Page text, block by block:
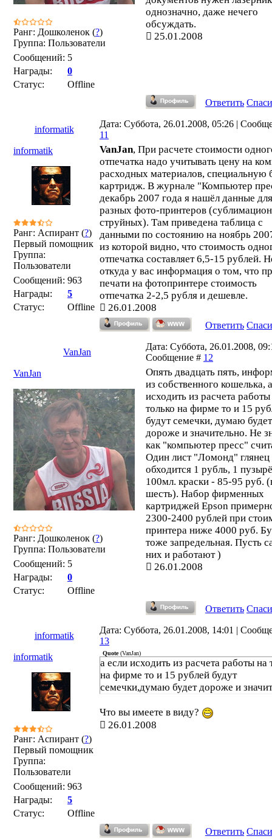
Ранг: Дошколенок (?)
Группа: Пользователи
Сообщений: 5
Награды:
0
Статус:
Offline
однозначно, даже нечего
обсуждать.
25.01.2008
Ответить
informatik
Дата: Суббота, 26.01.2008, 05:26 |
11
informatik
Ранг: Аспирант (?)
Первый помощник
Группа:
Пользователи
Сообщений: 963
Награды:
5
Статус:
Offline
VanJan, При расчете стоимости
отпечатка надо учитывать цену на
расходных материалов, специальную
картридж. В журнале "Компьютер
декабрь 2007 года я нашёл данные для
разных фото-принтеров
струйных). Там приведена таблица с
данными по состоянию на ноябрь
из которой видно, что стоимость
отпечатка составляет 6,5-15 рублей.
откуда у вас информация о том, что
печати на фотопринтере стоимость
отпечатка 2-2,5 рубля и дешевле.
26.01.2008
Ответить
VanJan
Дата: Суббота, 26.01.2008,
Сообщение # 12
VanJan
Ранг: Дошколенок (?)
Группа: Пользователи
Сообщений: 5
Награды:
0
Статус:
Offline
Опять двадцать пять,
из собственного кошелька,
исходить из расчета
только на фирме то и 15
будут семечки, думаю будет
дороже и значительно. Не
как "компьютер пресс"
Один лист "Ломонд"
обходится 1 рубль, 1
100мл. краски - 85-95 руб.
шесть). Набор фирменных
картриджей Epson
2300-2400 рублей при
принтера ниже 4000 руб.
тоже запредельная. Пусть
них и работают )
26.01.2008
Ответить
informatik
Дата: Суббота, 26.01.2008, 14:01 |
13
informatik
Ранг: Аспирант (?)
Первый помощник
Группа:
Пользователи
Сообщений: 963
Награды:
5
Статус:
Offline
Quote(VanJan)
а если исходить из расчета работы на
на фирме то и 15 рублей будут
семечки,думаю будет дороже и
Что вы имеете в виду?
26.01.2008
Ответить